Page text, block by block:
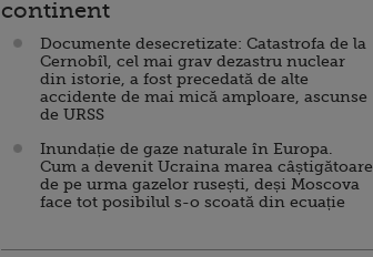
continent
Documente desecretizate: Catastrofa de la
Cernobîl, cel mai grav dezastru nuclear
din istorie, a fost precedată de alte
accidente de mai mică amploare, ascunse
de URSS
Inundație de gaze naturale în Europa.
Cum a devenit Ucraina marea câștigătoare
de pe urma gazelor rusești, deși Moscova
face tot posibilul s-o scoată din ecuație